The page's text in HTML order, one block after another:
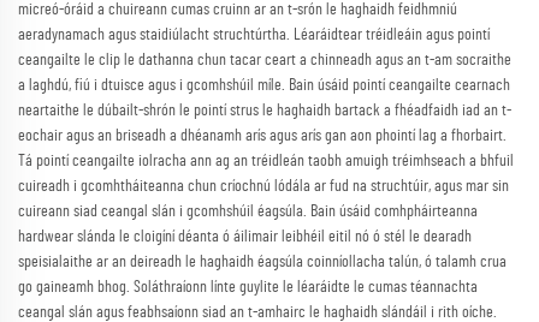
micreó-óráid a chuireann cumas cruinn ar an t-srón le haghaidh feidhmniú
aeradynamach agus staidiúlacht struchtúrtha. Léaráidtear tréidleáin agus pointí
ceangailte le clip le dathanna chun tacar ceart a chinneadh agus an t-am socraithe
a laghdú, fiú i dtuisce agus i gcomhshúil míle. Bain úsáid pointí ceangailte cearnach
neartaithe le dúbailt-shrón le pointí strus le haghaidh bartack a fhéadfaidh iad an t-
eochair agus an briseadh a dhéanamh arís agus arís gan aon phointí lag a fhorbairt.
Tá pointí ceangailte iolracha ann ag an tréidleán taobh amuigh tréimhseach a bhfuil
cuireadh i gcomhtháiteanna chun críochnú lódála ar fud na struchtúir, agus mar sin
cuireann siad ceangal slán i gcomhshúil éagsúla. Bain úsáid comhpháirteanna
hardwear slánda le cloigíní déanta ó áilimair leibhéil eitil nó ó stél le dearadh
speisialaithe ar an deireadh le haghaidh éagsúla coinníollacha talún, ó talamh crua
go gaineamh bhog. Soláthraíonn línte guylite le léaráidte le cumas téannachta
ceangal slán agus feabhsaíonn siad an t-amhairc le haghaidh slándáil i rith oíche.